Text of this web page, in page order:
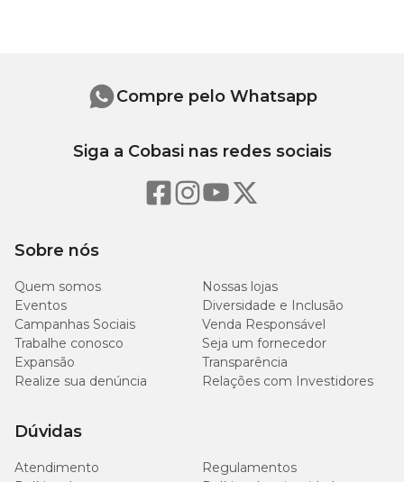
Medidas aproximadas
Sobre nós
Quem somos
Nossas lojas
Eventos
Diversidade e Inclusão
Campanhas Sociais
Venda Responsável
Trabalhe conosco
Seja um fornecedor
Expansão
Transparência
Realize sua denúncia
Relações com Investidores
Dúvidas
Atendimento
Regulamentos
Compre pelo Whatsapp
Siga a Cobasi nas redes sociais